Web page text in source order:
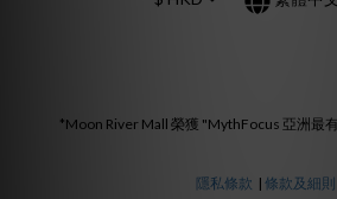
*Moon River Mall 榮獲 "MythFocus 亞洲最
隱私條款 | 條款及細則